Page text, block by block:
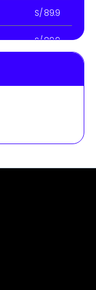
S/ 89.9
S/ 89.9